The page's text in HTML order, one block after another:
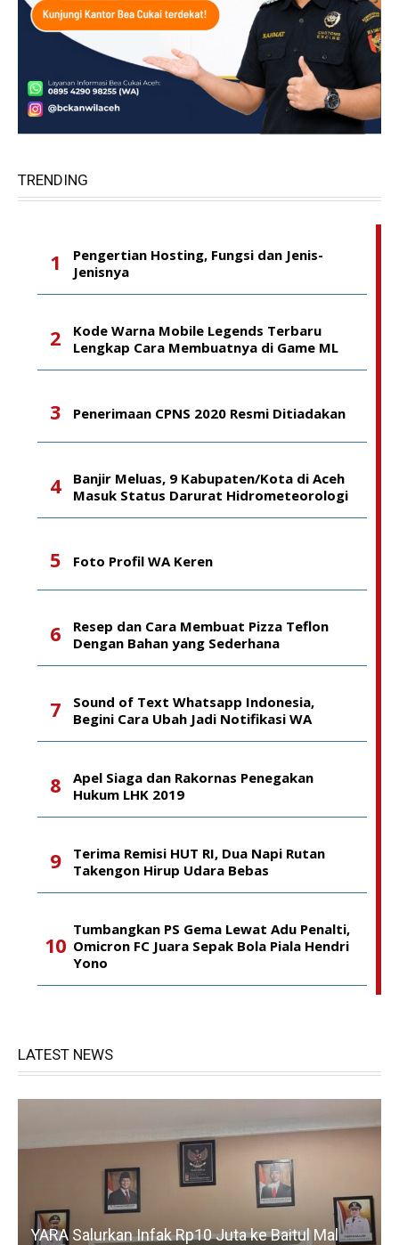
TRENDING
Pengertian Hosting, Fungsi dan Jenis-
Jenisnya
Kode Warna Mobile Legends Terbaru
Lengkap Cara Membuatnya di Game ML
Penerimaan CPNS 2020 Resmi Ditiadakan
Banjir Meluas, 9 Kabupaten/Kota di Aceh
Masuk Status Darurat Hidrometeorologi
Foto Profil WA Keren
Resep dan Cara Membuat Pizza Teflon
Dengan Bahan yang Sederhana
Sound of Text Whatsapp Indonesia,
Begini Cara Ubah Jadi Notifikasi WA
Apel Siaga dan Rakornas Penegakan
Hukum LHK 2019
Terima Remisi HUT RI, Dua Napi Rutan
Takengon Hirup Udara Bebas
Tumbangkan PS Gema Lewat Adu Penalti,
Omicron FC Juara Sepak Bola Piala Hendri
Yono
LATEST NEWS
YARA Salurkan Infak Rp10 Juta ke Baitul Mal